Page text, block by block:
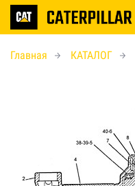
Главная КАТАЛОГ